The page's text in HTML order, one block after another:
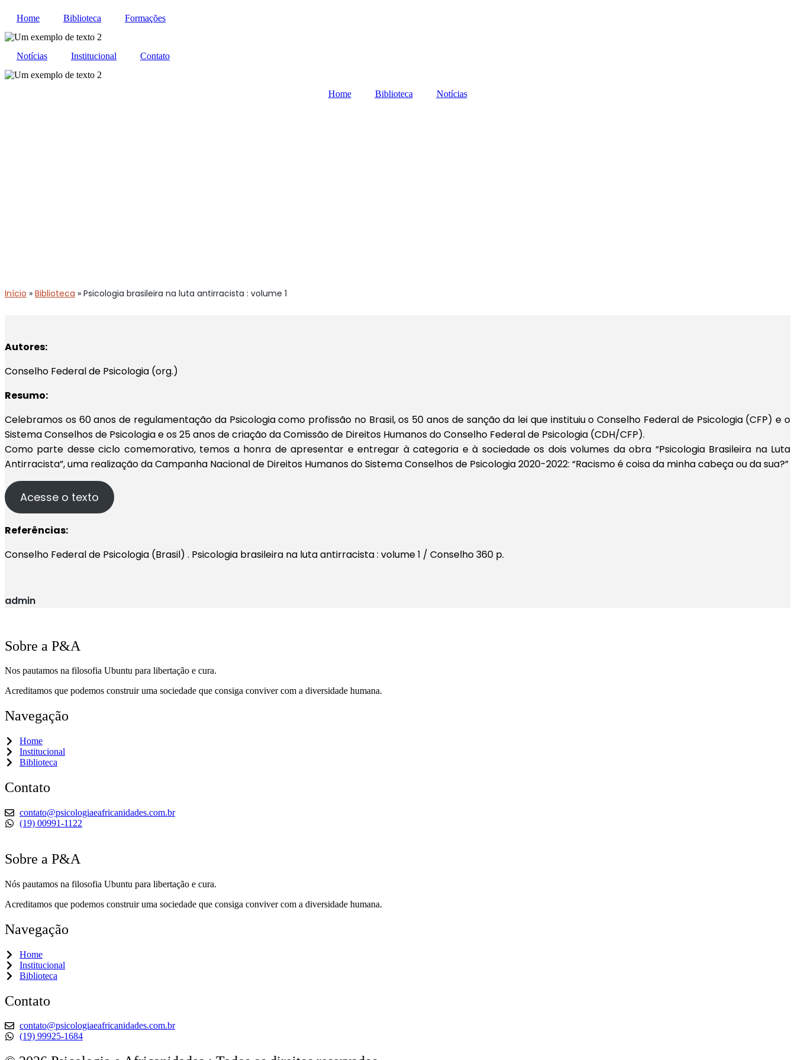
Home Biblioteca Formações
Notícias Institucional Contato
Home Biblioteca Notícias
Início » Biblioteca » Psicologia brasileira na luta antirracista : volume 1
Autores:
Conselho Federal de Psicologia (org.)
Resumo:
Celebramos os 60 anos de regulamentação da Psicologia como profissão no Brasil, os 50 anos de sanção da lei que instituiu o Conselho Federal de Psicologia (CFP) e o
Sistema Conselhos de Psicologia e os 25 anos de criação da Comissão de Direitos Humanos do Conselho Federal de Psicologia (CDH/CFP).
Como parte desse ciclo comemorativo, temos a honra de apresentar e entregar à categoria e à sociedade os dois volumes da obra “Psicologia Brasileira na Luta
Antirracista”, uma realização da Campanha Nacional de Direitos Humanos do Sistema Conselhos de Psicologia 2020-2022: “Racismo é coisa da minha cabeça ou da sua?”
Acesse o texto
Referências:
Conselho Federal de Psicologia (Brasil) . Psicologia brasileira na luta antirracista : volume 1 / Conselho 360 p.
admin
Sobre a P&A
Nos pautamos na filosofia Ubuntu para libertação e cura.
Acreditamos que podemos construir uma sociedade que consiga conviver com a diversidade humana.
Navegação
Home
Institucional
Biblioteca
Contato
contato@psicologiaeafricanidades.com.br
(19) 00991-1122
Sobre a P&A
Nós pautamos na filosofia Ubuntu para libertação e cura.
Acreditamos que podemos construir uma sociedade que consiga conviver com a diversidade humana.
Navegação
Home
Institucional
Biblioteca
Contato
contato@psicologiaeafricanidades.com.br
(19) 99925-1684